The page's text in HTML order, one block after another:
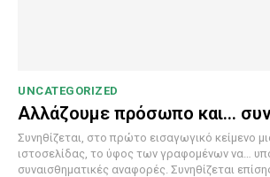
UNCATEGORIZED
Αλλάζουμε πρόσωπο και…
Συνηθίζεται, στο πρώτο εισαγωγικό κείμενο
ιστοσελίδας, το ύφος των γραφομένων να…
συναισθηματικές αναφορές. Συνηθίζεται